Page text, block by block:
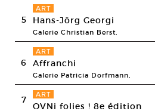
5
ART
Hans-Jörg Georgi
Galerie Christian Berst,
6
ART
Affranchi
Galerie Patricia Dorfmann,
7 ART
OVNi folies ! 8e édition